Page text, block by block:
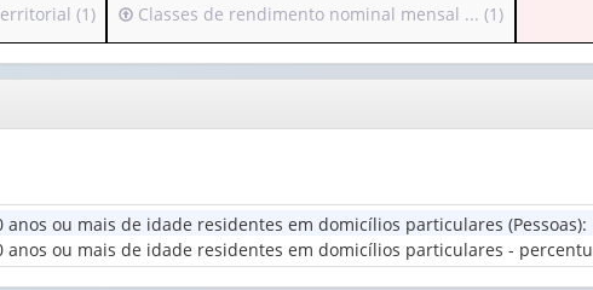
(possui
apenas
valor):
do
(1)
(1)
Irá
para
o
cabeçalho
apenas
Classes
de
Classes de rendimento nominal mensal ... (1)
ou mais de idade residentes em domicílios particulares (Pessoas):
anos ou mais de idade residentes em domicílios particulares -